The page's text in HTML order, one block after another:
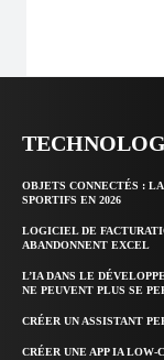
OBJETS CONNECTÉS :
SPORTIFS EN 2026
LOGICIEL DE
ABANDONNENT EXCEL
L’IA DANS LE
NE PEUVENT PLUS SE
CRÉER UN ASSISTANT
CRÉER UNE APP IA LOW-